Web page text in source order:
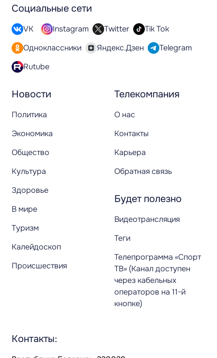
Новости
Политика
Экономика
Общество
Культура
Здоровье
В мире
Туризм
Калейдоскоп
Происшествия
Телекомпания
О нас
Контакты
Карьера
Обратная связь
Будет полезно
Видеотрансляция
Теги
Телепрограмма «Спорт
ТВ» (Канал доступен
через кабельных
операторов на 11-й
кнопке)
Социальные сети
VK Instagram Twitter
Tik Tok
Одноклассники
Яндекс.Дзен
Telegram
Rutube
Контакты: